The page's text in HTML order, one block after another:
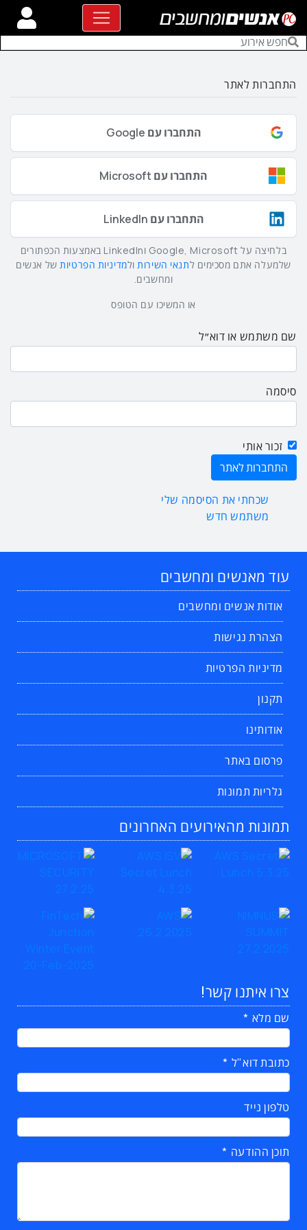
התחברות לאתר
התחברו עם Google
התחברו עם Microsoft
התחברו עם LinkedIn
בלחיצה על Google, Microsoft וLinkedIn באמצעות הכפתורים
שלמעלה אתם מסכימים לתנאי השירותולמדיניות הפרטיותשל אנשים
ומחשבים.
או המשיכו עם הטופס
שם משתמש או דוא״ל
סיסמה
זכור אותי
שכחתי את הסיסמה שלי
משתמש חדש
עוד מאנשים ומחשבים
אודות אנשים ומחשבים
הצהרת נגישות
מדיניות הפרטיות
תקנון
אודותינו
פרסום באתר
גלריות תמונות
תמונות מהאירועים האחרונים
צרו איתנו קשר!
שם מלא
כתובת דוא"ל
טלפון נייד
תוכן ההודעה